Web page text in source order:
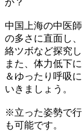
中国上海の中医
の多さに直面し
絡ツボなど探究
また、体力低下
＆ゆったり呼吸
いきましょう。
※立った姿勢で
も可能です。